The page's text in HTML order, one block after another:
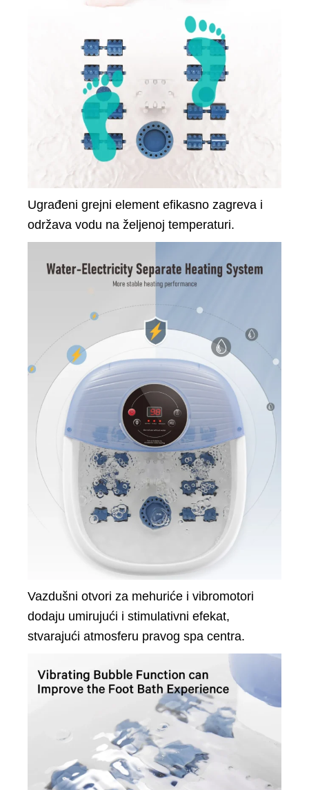
Ugrađeni grejni element efikasno zagreva i
održava vodu na željenoj temperaturi.
Vazdušni otvori za mehuriće i vibromotori
dodaju umirujući i stimulativni efekat,
stvarajući atmosferu pravog spa centra.